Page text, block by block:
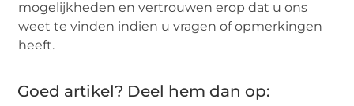
mogelijkheden en vertrouwen erop dat u ons
weet te vinden indien u vragen of opmerkingen
heeft.
Goed artikel? Deel hem dan op: